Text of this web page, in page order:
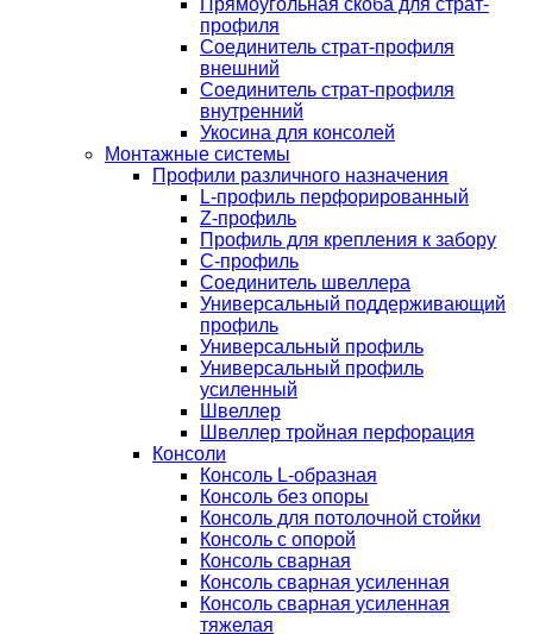
Прямоугольная скоба для страт-
профиля
Соединитель страт-профиля
внешний
Соединитель страт-профиля
внутренний
Укосина для консолей
Монтажные системы
Профили различного назначения
L-профиль перфорированный
Z-профиль
Профиль для крепления к забору
С-профиль
Соединитель швеллера
Универсальный поддерживающий
профиль
Универсальный профиль
Универсальный профиль
усиленный
Швеллер
Швеллер тройная перфорация
Консоли
Консоль L-образная
Консоль без опоры
Консоль для потолочной стойки
Консоль с опорой
Консоль сварная
Консоль сварная усиленная
Консоль сварная усиленная
тяжелая